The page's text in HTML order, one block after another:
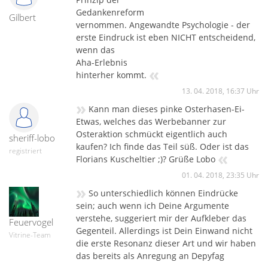
Gilbert
Gedankenreform
vernommen. Angewandte Psychologie - der
erste Eindruck ist eben NICHT entscheidend,
wenn das
Aha-Erlebnis
hinterher kommt. «
13. 04. 2018, 16:37 Uhr
sheriff-lobo
registriert
» Kann man dieses pinke Osterhasen-Ei-
Etwas, welches das Werbebanner zur
Osteraktion schmückt eigentlich auch
kaufen? Ich finde das Teil süß. Oder ist das
Florians Kuscheltier ;)? Grüße Lobo «
01. 04. 2018, 23:35 Uhr
Feuervogel
Vitrine-Team
» So unterschiedlich können Eindrücke
sein; auch wenn ich Deine Argumente
verstehe, suggeriert mir der Aufkleber das
Gegenteil. Allerdings ist Dein Einwand nicht
die erste Resonanz dieser Art und wir haben
das bereits als Anregung an Depyfag